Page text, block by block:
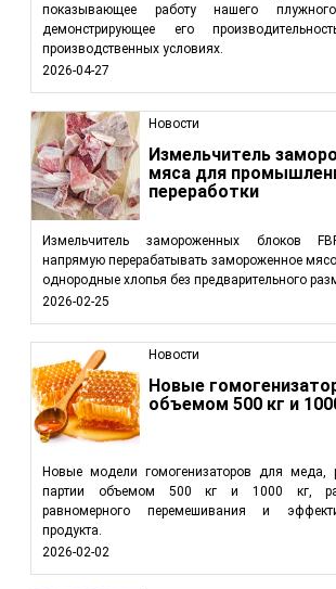
показывающее работу нашего
демонстрирующее его
производственных условиях.
2026-04-27
Новости
Измельчитель
мяса для
переработки
Измельчитель замороженных блоков
напрямую перерабатывать замороженное
однородные хлопья без предварительного
2026-02-25
Новости
Новые
объемом 500 кг и
Новые модели гомогенизаторов для меда,
партии объемом 500 кг и 1000 кг,
равномерного перемешивания и
продукта.
2026-02-02